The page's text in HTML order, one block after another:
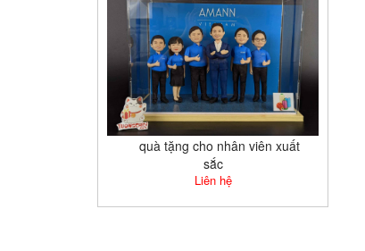
quà tặng cho nhân viên xuất
sắc
Liên hệ